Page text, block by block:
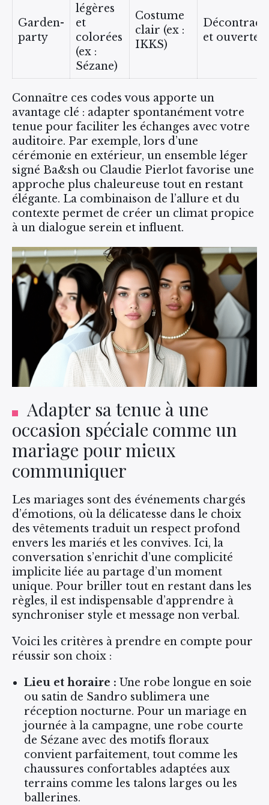
Garden-
party
légères
et
colorées
(ex :
Sézane)
Costume
clair (ex :
IKKS)
et ouverte
Connaître ces codes vous apporte un
avantage clé : adapter spontanément votre
tenue pour faciliter les échanges avec votre
auditoire. Par exemple, lors d’une
cérémonie en extérieur, un ensemble léger
signé Ba&sh ou Claudie Pierlot favorise une
approche plus chaleureuse tout en restant
élégante. La combinaison de l’allure et du
contexte permet de créer un climat propice
à un dialogue serein et influent.
Adapter sa tenue à une
occasion spéciale comme un
mariage pour mieux
communiquer
Les mariages sont des événements chargés
d’émotions, où la délicatesse dans le choix
des vêtements traduit un respect profond
envers les mariés et les convives. Ici, la
conversation s’enrichit d’une complicité
implicite liée au partage d’un moment
unique. Pour briller tout en restant dans les
règles, il est indispensable d’apprendre à
synchroniser style et message non verbal.
Voici les critères à prendre en compte pour
réussir son choix :
Lieu et horaire : Une robe longue en soie
ou satin de Sandro sublimera une
réception nocturne. Pour un mariage en
journée à la campagne, une robe courte
de Sézane avec des motifs floraux
convient parfaitement, tout comme les
chaussures confortables adaptées aux
terrains comme les talons larges ou les
ballerines.